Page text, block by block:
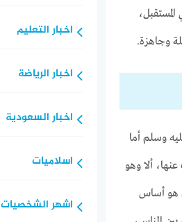
وجاهزة.
وسلم أما
ألا وهو
هو أساس
اخبار التعليم
اخبار الرياضة
اخبار السعودية
اسلاميات
اشهر الشخصيات